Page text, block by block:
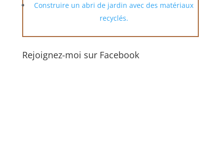
Construire un abri de jardin avec des matériaux
recyclés.
Rejoignez-moi sur Facebook